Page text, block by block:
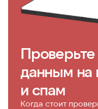
данным на
и спам
Когда стоит